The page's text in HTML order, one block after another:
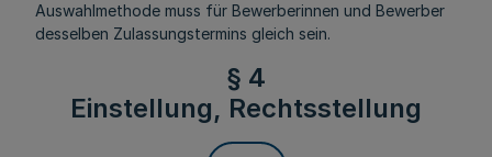
Auswahlmethode muss für Bewerberinnen und Bewerber
desselben Zulassungstermins gleich sein.
§ 4
Einstellung, Rechtsstellung